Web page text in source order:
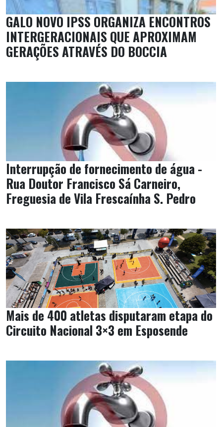
GALO NOVO IPSS ORGANIZA ENCONTROS
INTERGERACIONAIS QUE APROXIMAM
GERAÇÕES ATRAVÉS DO BOCCIA
Interrupção de fornecimento de água -
Rua Doutor Francisco Sá Carneiro,
Freguesia de Vila Frescaínha S. Pedro
Mais de 400 atletas disputaram etapa do
Circuito Nacional 3×3 em Esposende